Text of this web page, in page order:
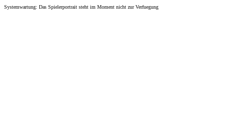
Systemwartung: Das Spielerportrait steht im Moment nicht zur Verfuegung